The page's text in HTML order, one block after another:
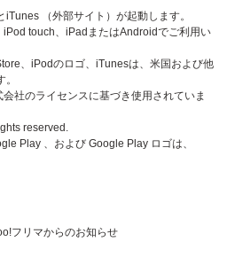
iTunes （外部サイト）が起動します。
iPod touch、iPadまたはAndroidでご利用い
、iPodのロゴ、iTunesは、米国および他
社のライセンスに基づき使用されていま
reserved.
Play 、および Google Play ロゴは、
フリマからのお知らせ